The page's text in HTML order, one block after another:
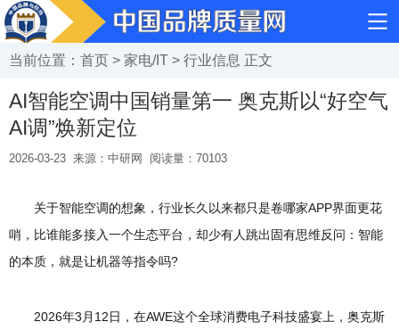
当前位置： 首页 > 家电/IT > 行业信息 正文
AI智能空调中国销量第一 奥克斯以“好空气
AI调”焕新定位
2026-03-23 来源：中研网 阅读量： 70103
关于智能空调的想象，行业长久以来都只是卷哪家APP界面更花
哨，比谁能多接入一个生态平台，却少有人跳出固有思维反问：智能
的本质，就是让机器等指令吗?
2026年3月12日，在AWE这个全球消费电子科技盛宴上，奥克斯